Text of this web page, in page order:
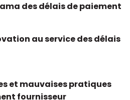
des délais de paiement
au service des délais
et mauvaises pratiques
fournisseur